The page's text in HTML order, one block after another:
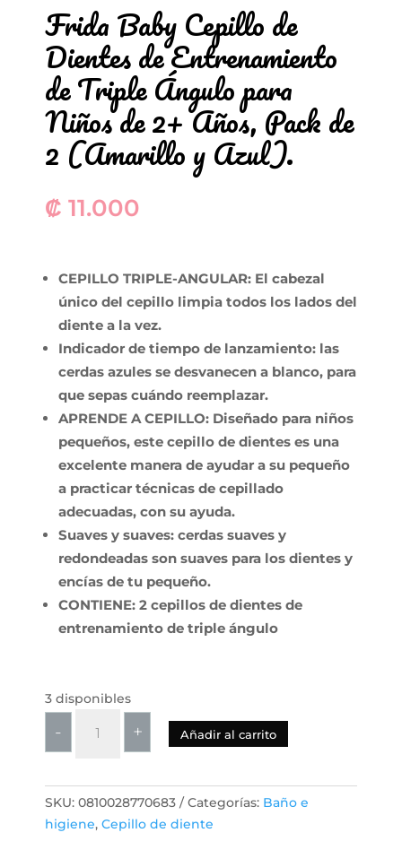
Frida Baby Cepillo de
Dientes de Entrenamiento
de Triple Ángulo para
Niños de 2+ Años, Pack de
2 (Amarillo y Azul).
₡ 11.000
CEPILLO TRIPLE-ANGULAR: El cabezal
único del cepillo limpia todos los lados del
diente a la vez.
Indicador de tiempo de lanzamiento: las
cerdas azules se desvanecen a blanco, para
que sepas cuándo reemplazar.
APRENDE A CEPILLO: Diseñado para niños
pequeños, este cepillo de dientes es una
excelente manera de ayudar a su pequeño
a practicar técnicas de cepillado
adecuadas, con su ayuda.
Suaves y suaves: cerdas suaves y
redondeadas son suaves para los dientes y
encías de tu pequeño.
CONTIENE: 2 cepillos de dientes de
entrenamiento de triple ángulo
3 disponibles
-
Baby
de
Dientes
de
+ Añadir al carrito
SKU: 0810028770683 Categorías: Baño e
higiene, Cepillo de diente